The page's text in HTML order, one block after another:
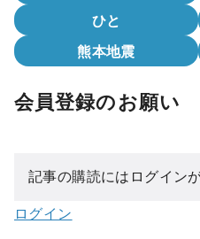
ひと
熊本地震
会員登録のお願い
記事の購読にはログイン
ログイン